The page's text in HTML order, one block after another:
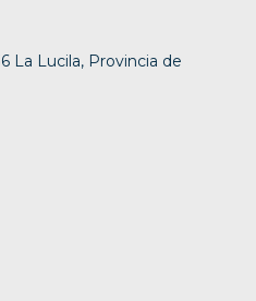
La Lucila, Provincia de